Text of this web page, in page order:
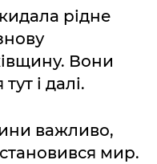
рідне
Вони
і далі.
важливо,
мир.